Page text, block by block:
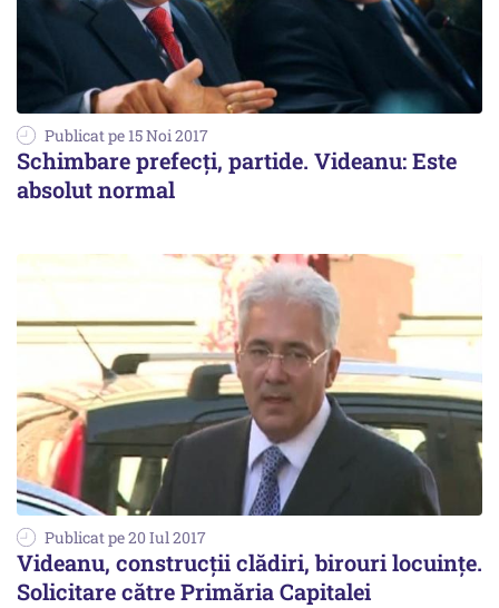
Publicat pe 15 Noi 2017
Schimbare prefecți, partide. Videanu: Este
absolut normal
Publicat pe 20 Iul 2017
Videanu, construcții clădiri, birouri locuințe.
Solicitare către Primăria Capitalei